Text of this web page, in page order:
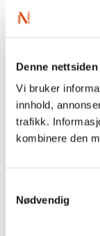
Denne
Vi bruker
innhold,
trafikk.
kombinere den
Nødvendig
litteratur. Her gir
trenger å vite om